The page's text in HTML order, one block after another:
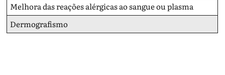
Melhora das reações alérgicas ao sangue ou plasma
Dermografismo